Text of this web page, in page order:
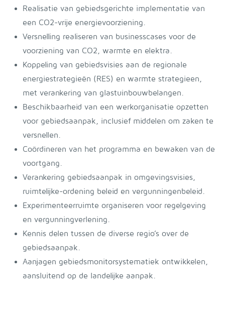
Realisatie van gebiedsgerichte implementatie van
een CO2-vrije energievoorziening.
Versnelling realiseren van businesscases voor de
voorziening van CO2, warmte en elektra.
Koppeling van gebiedsvisies aan de regionale
energiestrategieën (RES) en warmte strategieen,
met verankering van glastuinbouwbelangen.
Beschikbaarheid van een werkorganisatie opzetten
voor gebiedsaanpak, inclusief middelen om zaken te
versnellen.
Coördineren van het programma en bewaken van de
voortgang.
Verankering gebiedsaanpak in omgevingsvisies,
ruimtelijke-ordening beleid en vergunningenbeleid.
Experimenteerruimte organiseren voor regelgeving
en vergunningverlening.
Kennis delen tussen de diverse regio’s over de
gebiedsaanpak.
Aanjagen gebiedsmonitorsystematiek ontwikkelen,
aansluitend op de landelijke aanpak.